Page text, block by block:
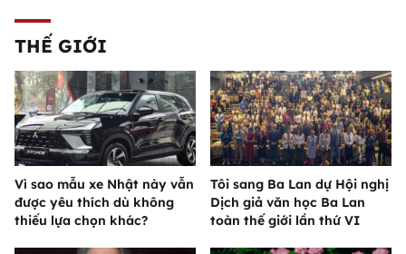
THẾ GIỚI
Vì sao mẫu xe Nhật này vẫn
được yêu thích dù không
thiếu lựa chọn khác?
Tôi sang Ba Lan dự Hội nghị
Dịch giả văn học Ba Lan
toàn thế giới lần thứ VI